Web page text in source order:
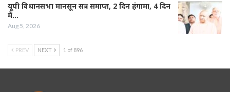
यूपी विधानसभा मानसून सत्र समाप्त, 2 दिन हंगामा, 4 दिन
में…
Aug 5, 2026
PREV NEXT 1 of 896